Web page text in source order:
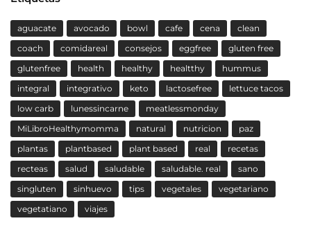
aguacate avocado bowl cafe cena
clean
coach
comidareal consejos eggfree
gluten free
glutenfree
health healthy healtthy
hummus
integral
integrativo keto lactosefree
lettuce tacos
low carb
lunessincarne
meatlessmonday
MiLibroHealthymomma
natural nutricion
paz
plantas
plantbased plant based real
recetas
recteas
salud saludable saludable. real
sano
singluten
sinhuevo tips vegetales
vegetariano
vegetatiano
viajes